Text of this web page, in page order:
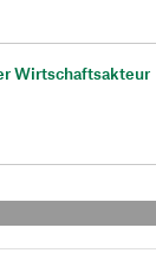
Wirtschaftsakteur